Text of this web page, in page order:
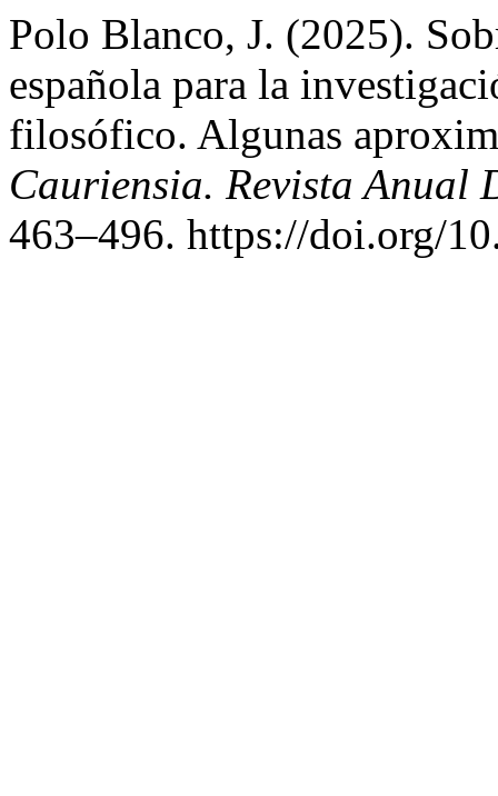
Polo Blanco, J. (2025).
española para la
filosófico. Algunas
Cauriensia. Revista Anual
463–496. https://doi.org/